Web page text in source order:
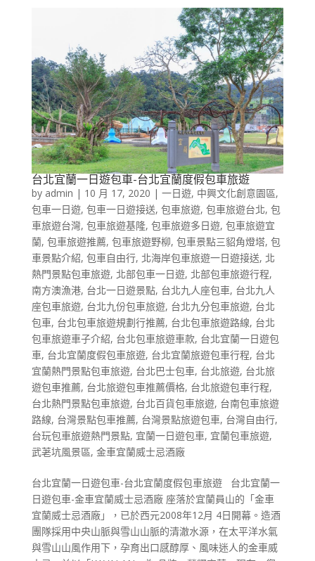
台北宜蘭一日遊包車-台北宜蘭度假包車旅遊
by admin | 10 月 17, 2020 | 一日遊, 中興文化創意園區,
包車一日遊, 包車一日遊接送, 包車旅遊, 包車旅遊台北, 包
車旅遊台灣, 包車旅遊基隆, 包車旅遊多日遊, 包車旅遊宜
蘭, 包車旅遊推薦, 包車旅遊野柳, 包車景點三貂角燈塔, 包
車景點介紹, 包車自由行, 北海岸包車旅遊一日遊接送, 北
熱門景點包車旅遊, 北部包車一日遊, 北部包車旅遊行程,
南方澳漁港, 台北一日遊景點, 台北九人座包車, 台北九人
座包車旅遊, 台北九份包車旅遊, 台北九分包車旅遊, 台北
包車, 台北包車旅遊規劃行推薦, 台北包車旅遊路線, 台北
包車旅遊車子介紹, 台北包車旅遊車款, 台北宜蘭一日遊包
車, 台北宜蘭度假包車旅遊, 台北宜蘭旅遊包車行程, 台北
宜蘭熱門景點包車旅遊, 台北巴士包車, 台北旅遊, 台北旅
遊包車推薦, 台北旅遊包車推薦價格, 台北旅遊包車行程,
台北熱門景點包車旅遊, 台北百貨包車旅遊, 台南包車旅遊
路線, 台灣景點包車推薦, 台灣景點旅遊包車, 台灣自由行,
台玩包車旅遊熱門景點, 宜蘭一日遊包車, 宜蘭包車旅遊,
武荖坑風景區, 金車宜蘭威士忌酒廠
台北宜蘭一日遊包車-台北宜蘭度假包車旅遊 台北宜蘭一
日遊包車-金車宜蘭威士忌酒廠 座落於宜蘭員山的「金車
宜蘭威士忌酒廠」，已於西元2008年12月 4日開幕。造酒
團隊採用中央山脈與雪山山脈的清澈水源，在太平洋水氣
與雪山山風作用下，孕育出口感醇厚、風味迷人的金車威